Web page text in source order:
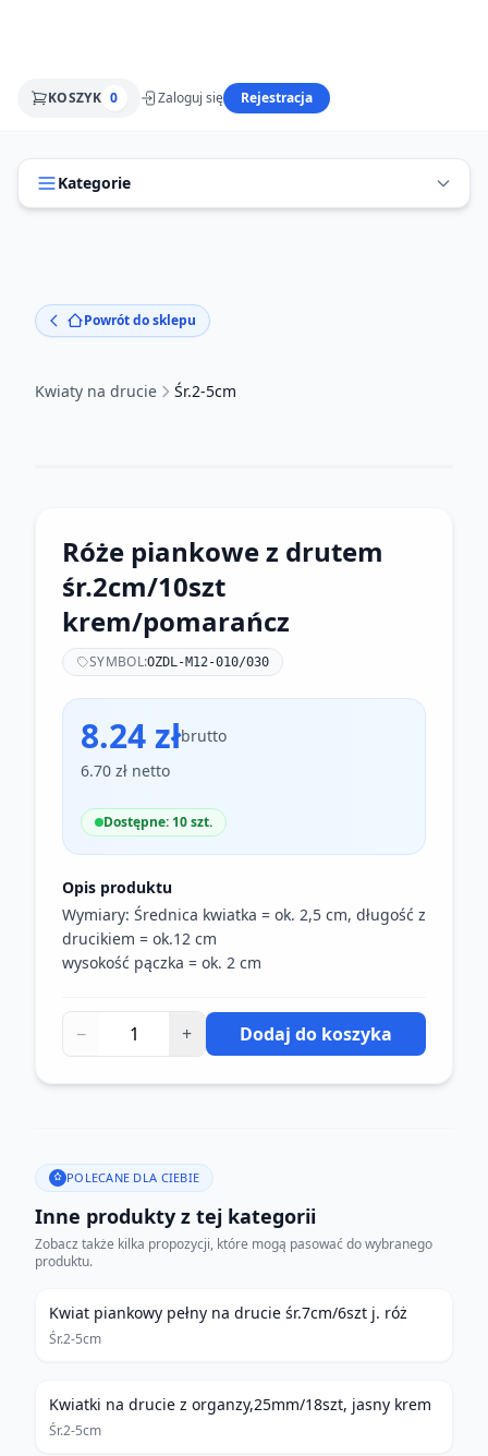
KOSZYK 0 Zaloguj się Rejestracja
Kategorie
Powrót do sklepu
Kwiaty na drucie Śr.2-5cm
Róże piankowe z drutem
śr.2cm/10szt
krem/pomarańcz
SYMBOL:OZDL-M12-010/030
8.24 złbrutto
6.70 zł netto
Dostępne: 10 szt.
Opis produktu
Wymiary: Średnica kwiatka = ok. 2,5 cm, długość z
drucikiem = ok.12 cm
wysokość pączka = ok. 2 cm
− + Dodaj do koszyka
POLECANE DLA CIEBIE
Inne produkty z tej kategorii
Zobacz także kilka propozycji, które mogą pasować do wybranego
produktu.
Kwiat piankowy pełny na drucie śr.7cm/6szt j. róż
Śr.2-5cm
Kwiatki na drucie z organzy,25mm/18szt, jasny krem
Śr.2-5cm